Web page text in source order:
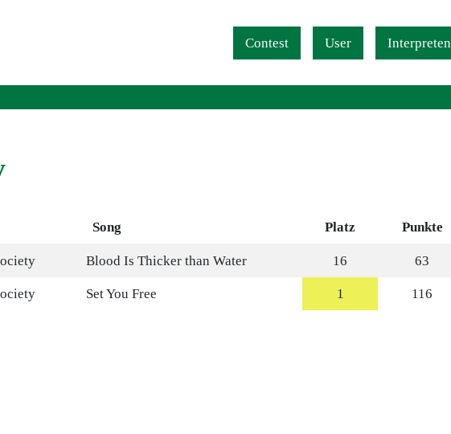
Contest
User Interpreten
Song Platz Punkte
Blood Is Thicker than Water 16 63
Set You Free 1 116